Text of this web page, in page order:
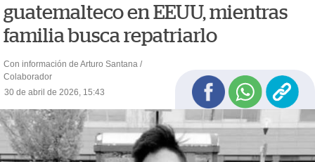
guatemalteco en EEUU, mientras
familia busca repatriarlo
Con información de Arturo Santana /
Colaborador
30 de abril de 2026, 15:43